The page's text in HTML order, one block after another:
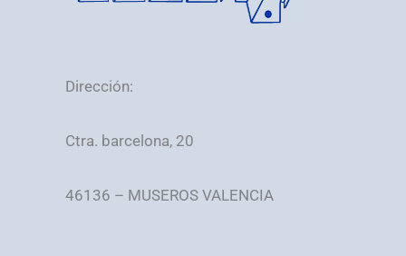
Dirección:
Ctra. barcelona, 20
46136 – MUSEROS VALENCIA